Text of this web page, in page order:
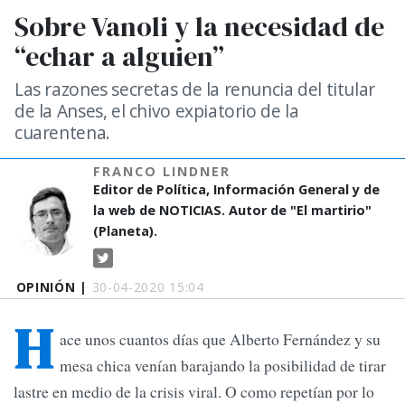
OPINIÓN | 30-04-2020 15:04
Sobre Vanoli y la necesidad de
“echar a alguien”
Las razones secretas de la renuncia del titular
de la Anses, el chivo expiatorio de la
cuarentena.
FRANCO LINDNER
Editor de Política, Información General y de
la web de NOTICIAS. Autor de "El martirio"
(Planeta).
H ace unos cuantos días que Alberto Fernández y su
mesa chica venían barajando la posibilidad de tirar
lastre en medio de la crisis viral. O como repetían por lo